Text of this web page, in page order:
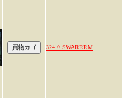
324 // SWARRRM